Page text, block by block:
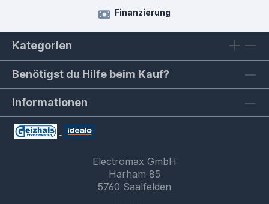
Finanzierung
Kategorien
Benötigst du Hilfe beim Kauf?
Informationen
Electromax GmbH
Harham 85
5760 Saalfelden